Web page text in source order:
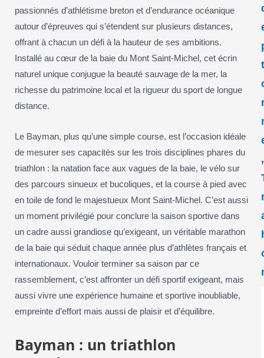
passionnés d’athlétisme breton et d’endurance océanique
autour d’épreuves qui s’étendent sur plusieurs distances,
offrant à chacun un défi à la hauteur de ses ambitions.
Installé au cœur de la baie du Mont Saint-Michel, cet écrin
naturel unique conjugue la beauté sauvage de la mer, la
richesse du patrimoine local et la rigueur du sport de longue
distance.
Le Bayman, plus qu’une simple course, est l’occasion idéale
de mesurer ses capacités sur les trois disciplines phares du
triathlon : la natation face aux vagues de la baie, le vélo sur
des parcours sinueux et bucoliques, et la course à pied avec
en toile de fond le majestueux Mont Saint-Michel. C’est aussi
un moment privilégié pour conclure la saison sportive dans
un cadre aussi grandiose qu’exigeant, un véritable marathon
de la baie qui séduit chaque année plus d’athlètes français et
internationaux. Vouloir terminer sa saison par ce
rassemblement, c’est affronter un défi sportif exigeant, mais
aussi vivre une expérience humaine et sportive inoubliable,
empreinte d’effort mais aussi de plaisir et d’équilibre.
Bayman : un triathlon
,